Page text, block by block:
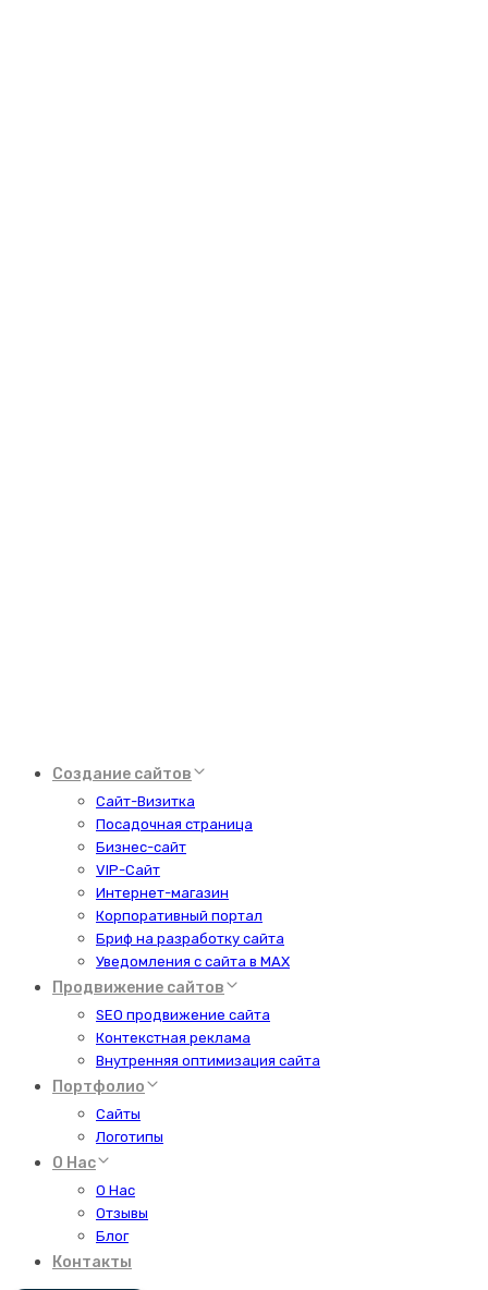
Создание сайтов
Сайт-Визитка
Посадочная страница
Бизнес-сайт
VIP-Сайт
Интернет-магазин
Корпоративный портал
Бриф на разработку сайта
Уведомления с сайта в MAX
Продвижение сайтов
SEO продвижение сайта
Контекстная реклама
Внутренняя оптимизация сайта
Портфолио
Сайты
Логотипы
О Нас
О Нас
Отзывы
Блог
Контакты